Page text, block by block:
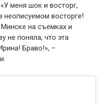
меня шок и восторг,
неописуемом восторге!
на съемках и
не поняла, что эта
Браво!», –